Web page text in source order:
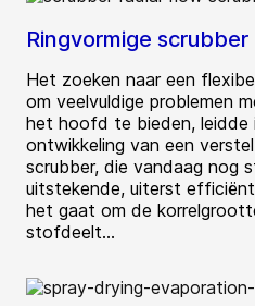
Ringvormige scrubber
Het zoeken naar een
om veelvuldige problemen
het hoofd te bieden,
ontwikkeling van een
scrubber, die vandaag nog
uitstekende, uiterst
het gaat om de
stofdeelt...